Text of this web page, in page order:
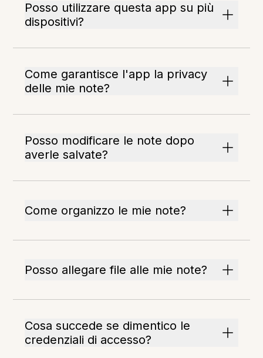
Posso utilizzare questa app su più
dispositivi?
Come garantisce l'app la privacy
delle mie note?
Posso modificare le note dopo
averle salvate?
Come organizzo le mie note?
Posso allegare file alle mie note?
Cosa succede se dimentico le
credenziali di accesso?